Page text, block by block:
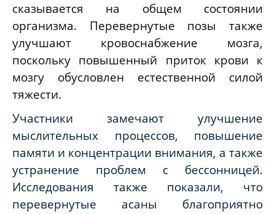
сказывается на общем состоянии
организма. Перевернутые позы также
улучшают кровоснабжение мозга,
поскольку повышенный приток крови к
мозгу обусловлен естественной силой
тяжести.
Участники замечают улучшение
мыслительных процессов, повышение
памяти и концентрации внимания, а также
устранение проблем с бессонницей.
Исследования также показали, что
перевернутые асаны благоприятно